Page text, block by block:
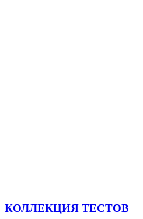
КОЛЛЕКЦИЯ ТЕСТОВ